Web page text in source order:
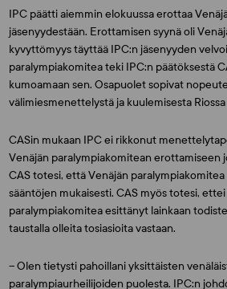
IPC päätti aiemmin elokuussa erottaa
jäsenyydestään. Erottamisen syynä oli
kyvyttömyys täyttää IPC:n jäsenyyden
paralympiakomitea teki IPC:n päätöksestä
kumoamaan sen. Osapuolet sopivat
välimiesmenettelystä ja kuulemisesta Riossa
CASin mukaan IPC ei rikkonut
Venäjän paralympiakomitean erottamiseen
CAS totesi, että Venäjän
sääntöjen mukaisesti. CAS myös totesi,
paralympiakomitea esittänyt lainkaan
taustalla olleita tosiasioita vastaan.
– Olen tietysti pahoillani yksittäisten
paralympiaurheilijoiden puolesta. IPC:n